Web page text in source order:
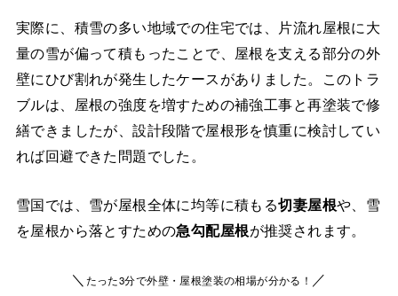
実際に、積雪の多い地域での住宅では、片流れ屋根に大
量の雪が偏って積もったことで、屋根を支える部分の外
壁にひび割れが発生したケースがありました。このトラ
ブルは、屋根の強度を増すための補強工事と再塗装で修
繕できましたが、設計段階で屋根形を慎重に検討してい
れば回避できた問題でした。
雪国では、雪が屋根全体に均等に積もる切妻屋根や、雪
を屋根から落とすための急勾配屋根が推奨されます。
＼ たった3分で外壁・屋根塗装の相場が分かる！ ／